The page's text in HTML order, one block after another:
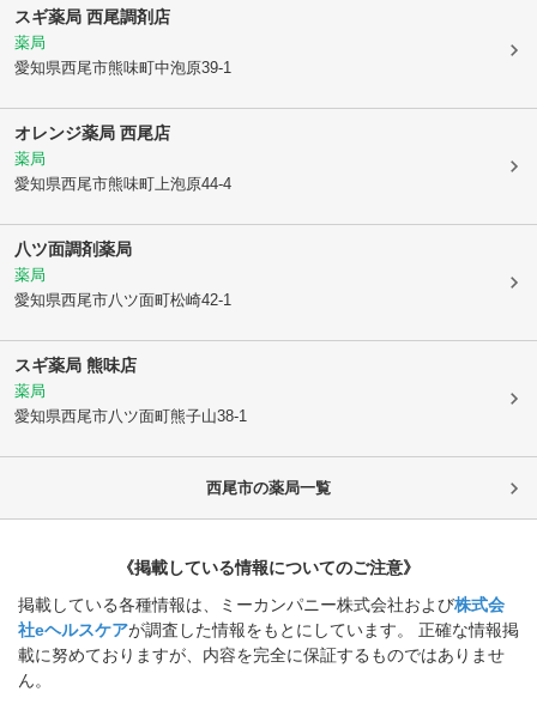
スギ薬局 西尾調剤店
薬局
愛知県西尾市熊味町中泡原39-1
オレンジ薬局 西尾店
薬局
愛知県西尾市熊味町上泡原44-4
八ツ面調剤薬局
薬局
愛知県西尾市八ツ面町松崎42-1
スギ薬局 熊味店
薬局
愛知県西尾市八ツ面町熊子山38-1
西尾市の薬局一覧
《掲載している情報についてのご注意》
掲載している各種情報は、ミーカンパニー株式会社および株式会
社eヘルスケアが調査した情報をもとにしています。 正確な情報掲
載に努めておりますが、内容を完全に保証するものではありませ
ん。